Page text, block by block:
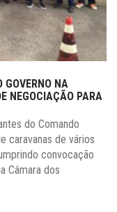
GOVERNO NA
NEGOCIAÇÃO PARA
do Comando
caravanas de vários
convocação
Câmara dos